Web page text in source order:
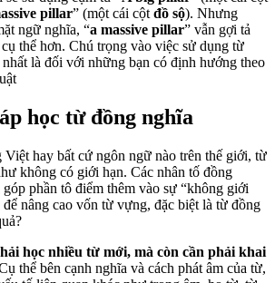
pillar” (một cái cột đồ sộ). Nhưng
ngữ nghĩa, “a massive pillar” vẫn gợi tả
thể hơn. Chú trọng vào việc sử dụng từ
là đối với những bạn có định hướng theo
học từ đồng nghĩa
hay bất cứ ngôn ngữ nào trên thế giới, từ
không có giới hạn. Các nhân tố đồng
phần tô điểm thêm vào sự “không giới
nâng cao vốn từ vựng, đặc biệt là từ đồng
học nhiều từ mới, mà còn cần phải khai
thể bên cạnh nghĩa và cách phát âm của từ,